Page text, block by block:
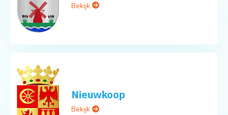
Bekijk
Nieuwkoop
Bekijk